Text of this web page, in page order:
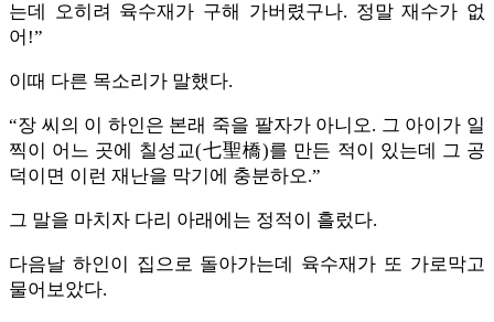
는데 오히려 육수재가 구해 가버렸구나. 정말 재수가 없
어!”
이때 다른 목소리가 말했다.
“장 씨의 이 하인은 본래 죽을 팔자가 아니오. 그 아이가 일
찍이 어느 곳에 칠성교(七聖橋)를 만든 적이 있는데 그 공
덕이면 이런 재난을 막기에 충분하오.”
그 말을 마치자 다리 아래에는 정적이 흘렀다.
다음날 하인이 집으로 돌아가는데 육수재가 또 가로막고
물어보았다.